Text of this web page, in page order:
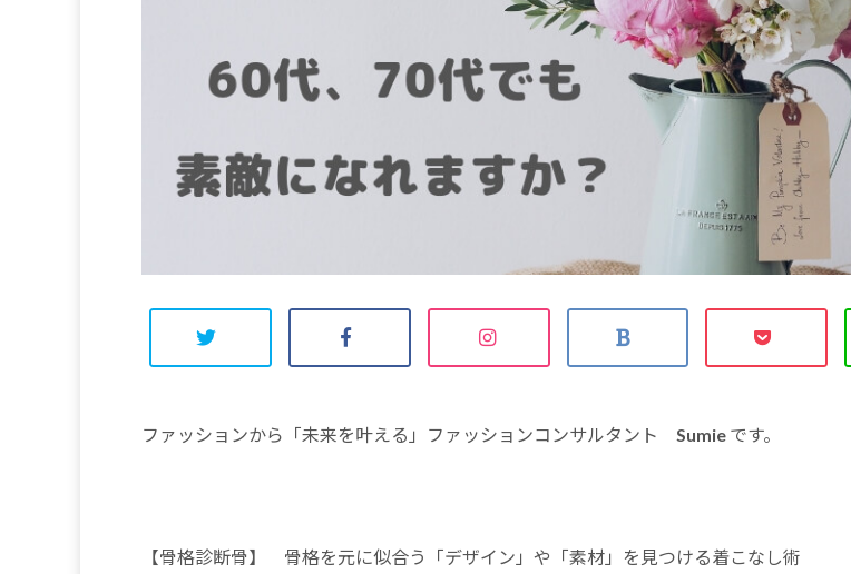
ファッションから「未来を叶える」ファッションコンサルタント Sumie です。
【骨格診断骨】 骨格を元に似合う「デザイン」や「素材」を見つける着こなし術